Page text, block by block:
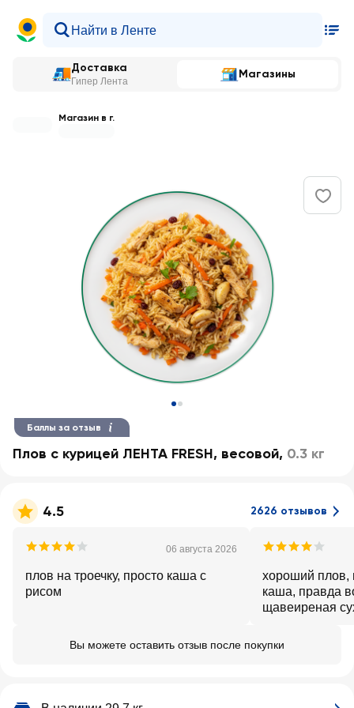
Доставка
Гипер Лента
Магазины
Магазин в г.
Баллы за отзыв
Плов с курицей ЛЕНТА FRESH, весовой, 0.3 кг
4.5 2626 отзывов
06 августа 2026
плов на троечку, просто каша с
рисом
хороший плов,
каша, правда
щавеиреная
Вы можете оставить отзыв после покупки